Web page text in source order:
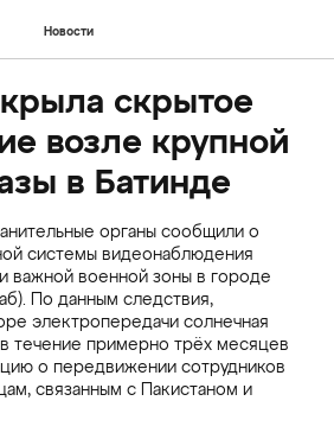
Новости
скрытое
возле крупной
в Батинде
органы сообщили о
системы видеонаблюдения
важной военной зоны в городе
По данным следствия,
электропередачи солнечная
течение примерно трёх месяцев
о передвижении сотрудников
связанным с Пакистаном и